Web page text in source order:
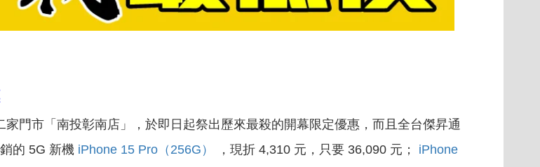
門市「南投彰南店」，於即日起祭出歷來最殺的開幕限定優惠，而且全台傑昇通
的 5G 新機 iPhone 15 Pro（256G） ，現折 4,310 元，只要 36,090 元； iPhone